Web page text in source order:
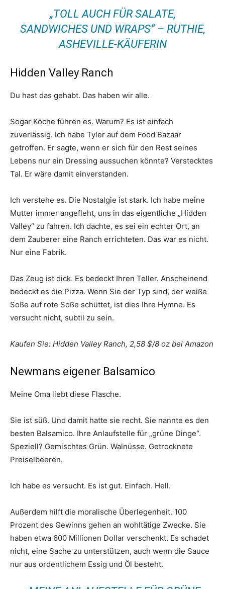
„TOLL AUCH FÜR SALATE,
SANDWICHES UND WRAPS“ – RUTHIE,
ASHEVILLE-KÄUFERIN
Hidden Valley Ranch
Du hast das gehabt. Das haben wir alle.
Sogar Köche führen es. Warum? Es ist einfach
zuverlässig. Ich habe Tyler auf dem Food Bazaar
getroffen. Er sagte, wenn er sich für den Rest seines
Lebens nur ein Dressing aussuchen könnte? Verstecktes
Tal. Er wäre damit einverstanden.
Ich verstehe es. Die Nostalgie ist stark. Ich habe meine
Mutter immer angefleht, uns in das eigentliche „Hidden
Valley“ zu fahren. Ich dachte, es sei ein echter Ort, an
dem Zauberer eine Ranch errichteten. Das war es nicht.
Nur eine Fabrik.
Das Zeug ist dick. Es bedeckt Ihren Teller. Anscheinend
bedeckt es die Pizza. Wenn Sie der Typ sind, der weiße
Soße auf rote Soße schüttet, ist dies Ihre Hymne. Es
versucht nicht, subtil zu sein.
Kaufen Sie: Hidden Valley Ranch, 2,58 $/8 oz bei Amazon
Newmans eigener Balsamico
Meine Oma liebt diese Flasche.
Sie ist süß. Und damit hatte sie recht. Sie nannte es den
besten Balsamico. Ihre Anlaufstelle für „grüne Dinge“.
Speziell? Gemischtes Grün. Walnüsse. Getrocknete
Preiselbeeren.
Ich habe es versucht. Es ist gut. Einfach. Hell.
Außerdem hilft die moralische Überlegenheit. 100
Prozent des Gewinns gehen an wohltätige Zwecke. Sie
haben etwa 600 Millionen Dollar verschenkt. Es schadet
nicht, eine Sache zu unterstützen, auch wenn die Sauce
nur aus ordentlichem Essig und Öl besteht.